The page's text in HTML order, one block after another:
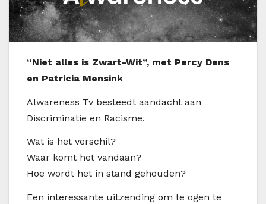
“Niet alles is Zwart-Wit”, met Percy Dens
en Patricia Mensink
Alwareness Tv besteedt aandacht aan
Discriminatie en Racisme.
Wat is het verschil?
Waar komt het vandaan?
Hoe wordt het in stand gehouden?
Een interessante uitzending om te ogen te